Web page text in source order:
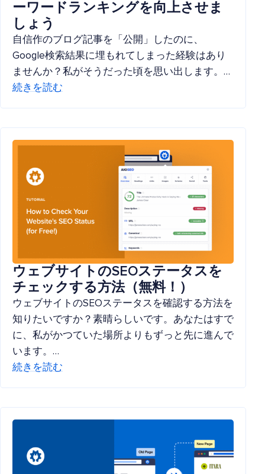
ーワードランキングを向上させま
しょう
自信作のブログ記事を「公開」したのに、
Google検索結果に埋もれてしまった経験はあり
ませんか？私がそうだった頃を思い出します。…
続きを読む
ウェブサイトのSEOステータスを
チェックする方法（無料！）
ウェブサイトのSEOステータスを確認する方法を
知りたいですか？素晴らしいです。あなたはすで
に、私がかつていた場所よりもずっと先に進んで
います。…
続きを読む